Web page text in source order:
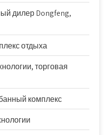
дилер Dongfeng,
отдыха
торговая
комплекс